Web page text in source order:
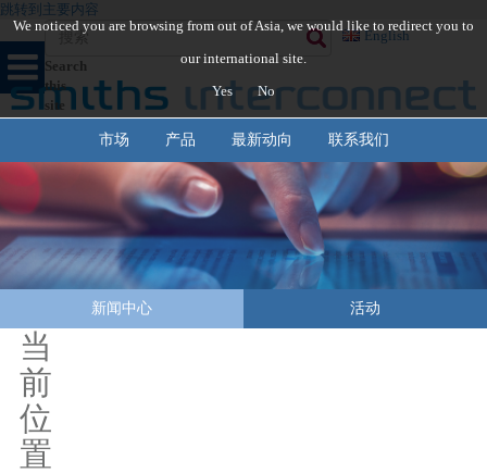
We noticed you are browsing from out of Asia, we would like to redirect you to
our international site.
Yes
No
跳转到主要内容
Search
this
site
English
市场 产品 最新动向 联系我们
新闻中心 活动
当
前
位
置